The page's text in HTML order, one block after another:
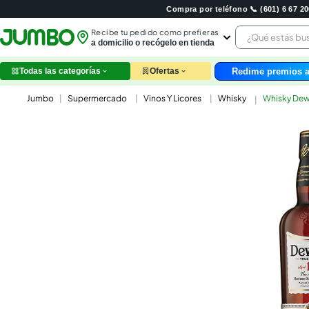
Compra por teléfono 📞 (601) 6 67
Recibe tu pedido como prefieras
a domicilio o recógelo en tienda
¿Qué estás
leche
queso
pollo
carne
Todas las categorías Ofertas Redime premios
Supermercado Vinos Y Licores Whisky Whisky